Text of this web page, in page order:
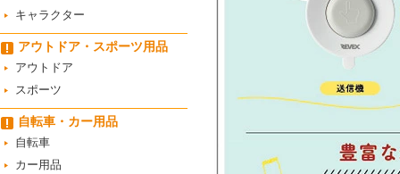
キャラクター
アウトドア・スポーツ用品
アウトドア
スポーツ
自転車・カー用品
自転車
カー用品